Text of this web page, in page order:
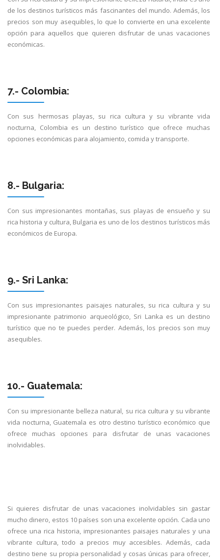
de los destinos turísticos más fascinantes del mundo. Además, los
precios son muy asequibles, lo que lo convierte en una excelente
opción para aquellos que quieren disfrutar de unas vacaciones
económicas.
7.- Colombia:
Con sus hermosas playas, su rica cultura y su vibrante vida
nocturna, Colombia es un destino turístico que ofrece muchas
opciones económicas para alojamiento, comida y transporte.
8.- Bulgaria:
Con sus impresionantes montañas, sus playas de ensueño y su
rica historia y cultura, Bulgaria es uno de los destinos turísticos más
económicos de Europa.
9.- Sri Lanka:
Con sus impresionantes paisajes naturales, su rica cultura y su
impresionante patrimonio arqueológico, Sri Lanka es un destino
turístico que no te puedes perder. Además, los precios son muy
asequibles.
10.- Guatemala:
Con su impresionante belleza natural, su rica cultura y su vibrante
vida nocturna, Guatemala es otro destino turístico económico que
ofrece muchas opciones para disfrutar de unas vacaciones
inolvidables.
Si quieres disfrutar de unas vacaciones inolvidables sin gastar
mucho dinero, estos 10 países son una excelente opción. Cada uno
ofrece una rica historia, impresionantes paisajes naturales y una
vibrante cultura, todo a precios muy accesibles. Además, cada
destino tiene su propia personalidad y cosas únicas para ofrecer,